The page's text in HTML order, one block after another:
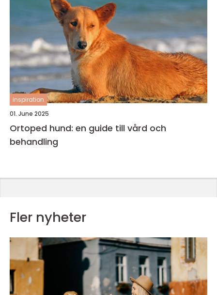
inspiration
01. June 2025
Ortoped hund: en guide till vård och
behandling
Fler nyheter